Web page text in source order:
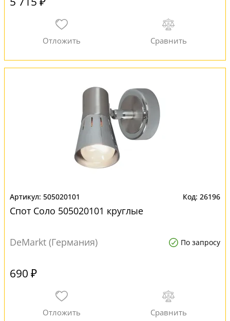
505020101 26196
Спот Соло 505020101 круглые
DeMarkt (Германия) По запросу
690 ₽